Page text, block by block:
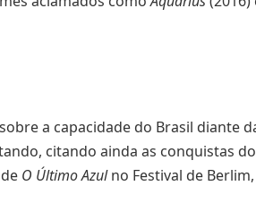
a capacidade do Brasil diante
citando ainda as conquistas
O Último Azulno Festival de